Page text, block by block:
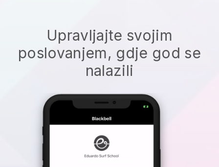
Upravljajte svojim
poslovanjem, gdje god se
nalazili